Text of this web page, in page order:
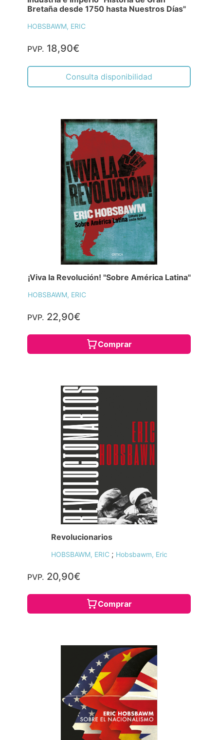
Bretaña desde 1750 hasta Nuestros Días"
HOBSBAWM, ERIC
PVP. 18,90€
Consulta disponibilidad
¡Viva la Revolución! "Sobre América Latina"
HOBSBAWM, ERIC
PVP. 22,90€
Comprar
Revolucionarios
HOBSBAWM, ERIC ; Hobsbawm, Eric
PVP. 20,90€
Comprar